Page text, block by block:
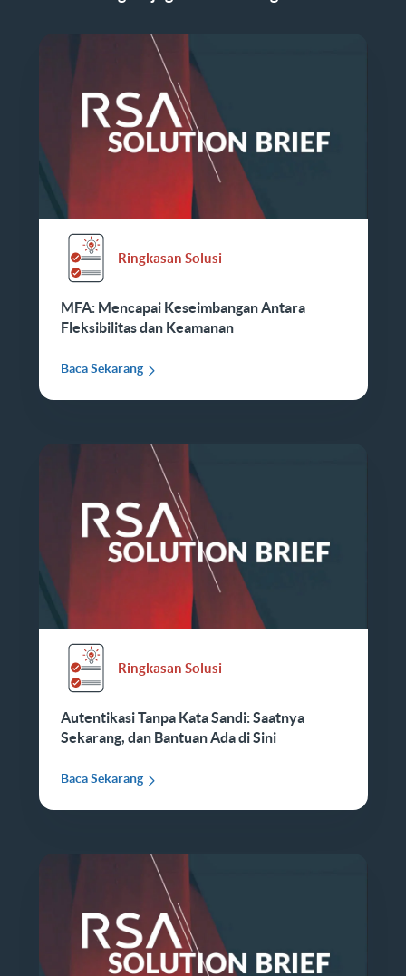
Ringkasan Solusi
MFA: Mencapai Keseimbangan Antara
Fleksibilitas dan Keamanan
Baca Sekarang
Ringkasan Solusi
Autentikasi Tanpa Kata Sandi: Saatnya
Sekarang, dan Bantuan Ada di Sini
Baca Sekarang